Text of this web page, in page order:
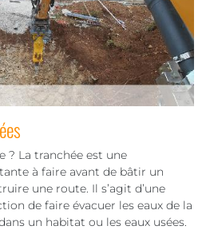
? La tranchée est une
à faire avant de bâtir un
une route. Il s’agit d’une
de faire évacuer les eaux de la
un habitat ou les eaux usées.